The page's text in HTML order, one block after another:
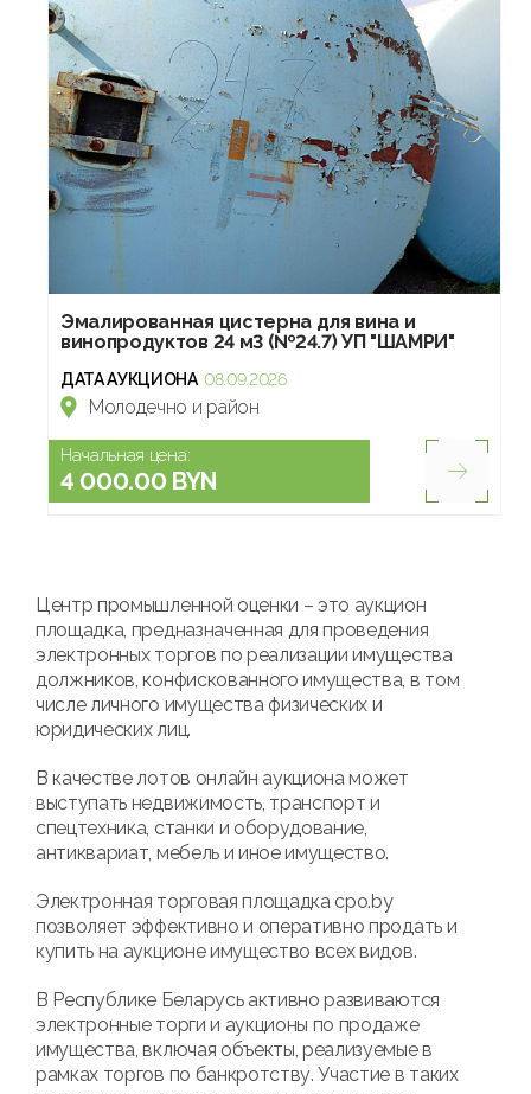
Эмалированная цистерна для вина и
винопродуктов 24 м3 (№24.7) УП "ШАМРИ"
ДАТА АУКЦИОНА 08.09.2026
Молодечно и район
Начальная цена:
4 000.00 BYN
Центр промышленной оценки – это аукцион
площадка, предназначенная для проведения
электронных торгов по реализации имущества
должников, конфискованного имущества, в том
числе личного имущества физических и
юридических лиц.
В качестве лотов онлайн аукциона может
выступать недвижимость, транспорт и
спецтехника, станки и оборудование,
антиквариат, мебель и иное имущество.
Электронная торговая площадка cpo.by
позволяет эффективно и оперативно продать и
купить на аукционе имущество всех видов.
В Республике Беларусь активно развиваются
электронные торги и аукционы по продаже
имущества, включая объекты, реализуемые в
рамках торгов по банкротству. Участие в таких